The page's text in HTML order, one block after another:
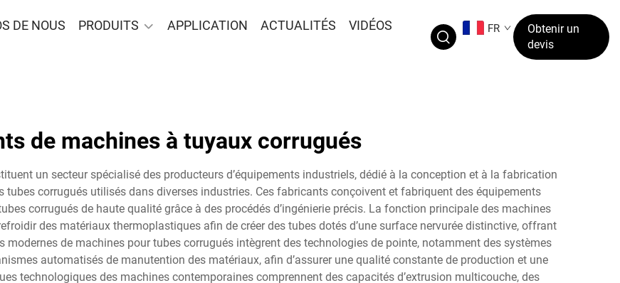
DE NOUS PRODUITS APPLICATION ACTUALITÉS
VIDÉOS
FR
Obtenir un
devis
de machines à tuyaux corrugués
un secteur spécialisé des producteurs d’équipements industriels, dédié à la conception et à la fabrication
corrugués utilisés dans diverses industries. Ces fabricants conçoivent et fabriquent des équipements
corrugués de haute qualité grâce à des procédés d’ingénierie précis. La fonction principale des machines
des matériaux thermoplastiques afin de créer des tubes dotés d’une surface nervurée distinctive, offrant
de machines pour tubes corrugués intègrent des technologies de pointe, notamment des systèmes
automatisés de manutention des matériaux, afin d’assurer une qualité constante de production et une
technologiques des machines contemporaines comprennent des capacités d’extrusion multicouche, des